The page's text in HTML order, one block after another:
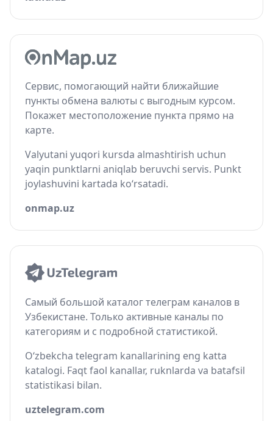
Сервис, помогающий найти ближайшие
пункты обмена валюты с выгодным курсом.
Покажет местоположение пункта прямо на
карте.
Valyutani yuqori kursda almashtirish uchun
yaqin punktlarni aniqlab beruvchi servis. Punkt
joylashuvini kartada ko‘rsatadi.
onmap.uz
Самый большой каталог телеграм каналов в
Узбекистане. Только активные каналы по
категориям и с подробной статистикой.
O‘zbekcha telegram kanallarining eng katta
katalogi. Faqt faol kanallar, ruknlarda va batafsil
statistikasi bilan.
uztelegram.com